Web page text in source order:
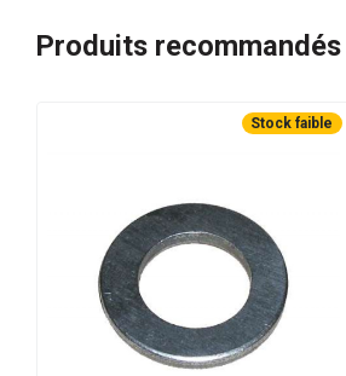
Produits recommandés
Stock faible